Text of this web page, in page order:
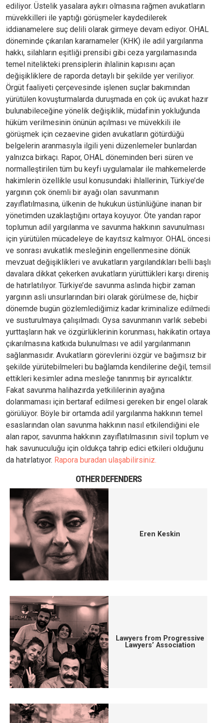
ediliyor. Üstelik yasalara aykırı olmasına rağmen avukatların
müvekkilleri ile yaptığı görüşmeler kaydedilerek
iddianamelere suç delili olarak girmeye devam ediyor. OHAL
döneminde çıkarılan kararnameler (KHK) ile adil yargılanma
hakkı, silahların eşitliği prensibi gibi ceza yargılamasında
temel nitelikteki prensiplerin ihlalinin kapısını açan
değişikliklere de raporda detaylı bir şekilde yer veriliyor.
Örgüt faaliyeti çerçevesinde işlenen suçlar bakımından
yürütülen kovuşturmalarda duruşmada en çok üç avukat hazır
bulunabileceğine yönelik değişiklik, müdafinin yokluğunda
hüküm verilmesinin önünün açılması ve müvekkili ile
görüşmek için cezaevine giden avukatların götürdüğü
belgelerin aranmasıyla ilgili yeni düzenlemeler bunlardan
yalnızca birkaçı. Rapor, OHAL döneminden beri süren ve
normalleştirilen tüm bu keyfi uygulamalar ile mahkemelerde
hakimlerin özellikle usul konusundaki ihlallerinin, Türkiye’de
yargının çok önemli bir ayağı olan savunmanın
zayıflatılmasına, ülkenin de hukukun üstünlüğüne inanan bir
yönetimden uzaklaştığını ortaya koyuyor. Öte yandan rapor
toplumun adil yargılanma ve savunma hakkının savunulması
için yürütülen mücadeleye de kayıtsız kalmıyor. OHAL öncesi
ve sonrası avukatlık mesleğinin engellenmesine dönük
mevzuat değişiklikleri ve avukatların yargılandıkları belli başlı
davalara dikkat çekerken avukatların yürüttükleri karşı direniş
de hatırlatılıyor. Türkiye’de savunma aslında hiçbir zaman
yargının asli unsurlarından biri olarak görülmese de, hiçbir
dönemde bugün gözlemlediğimiz kadar kriminalize edilmedi
ve susturulmaya çalışılmadı. Oysa savunmanın varlık sebebi
yurttaşların hak ve özgürlüklerinin korunması, hakikatin ortaya
çıkarılmasına katkıda bulunulması ve adil yargılanmanın
sağlanmasıdır. Avukatların görevlerini özgür ve bağımsız bir
şekilde yürütebilmeleri bu bağlamda kendilerine değil, temsil
ettikleri kesimler adına mesleğe tanınmış bir ayrıcalıktır.
Fakat savunma halihazırda yetkililerinin ayağına
dolanmaması için bertaraf edilmesi gereken bir engel olarak
görülüyor. Böyle bir ortamda adil yargılanma hakkının temel
esaslarından olan savunma hakkının nasıl etkilendiğini ele
alan rapor, savunma hakkının zayıflatılmasının sivil toplum ve
hak savunuculuğu için oldukça tahrip edici etkileri olduğunu
da hatırlatıyor.​ Rapora buradan ulaşabilirsiniz.
OTHER DEFENDERS
Eren Keskin
Lawyers from Progressive
Lawyers’ Association